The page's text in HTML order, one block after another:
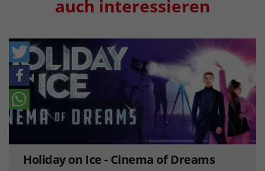
auch interessieren
Holiday on Ice - Cinema of Dreams